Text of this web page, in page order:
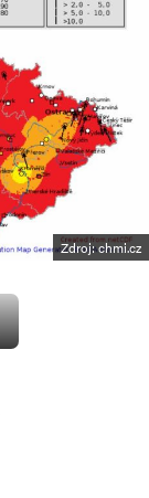
Zdroj: chmi.cz